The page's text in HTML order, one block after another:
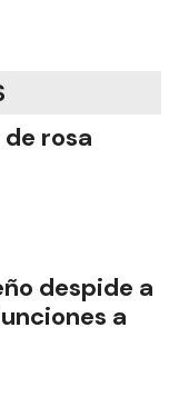
rosa
despide a
a